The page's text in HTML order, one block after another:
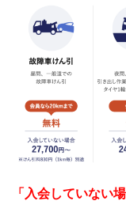
「入会していない